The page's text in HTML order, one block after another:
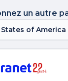
un autre